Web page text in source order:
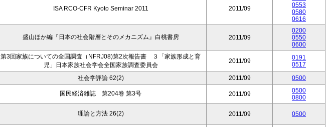
ISA RCO-CFR Kyoto Seminar 2011 2011/09
0553
0580
0616
盛山ほか編『日本の社会階層とそのメカニズム』白桃書房 2011/09
0200
0550
0600
第3回家族についての全国調査（NFRJ08)第2次報告書 ３「家族形成と育
児」日本家族社会学会全国家族調査委員会
2011/09
0191
0517
社会学評論 62(2) 2011/09 0500
国民経済雑誌 第204巻 第3号 2011/09
0500
0800
理論と方法 26(2) 2011/09 0500